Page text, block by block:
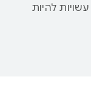
להיות